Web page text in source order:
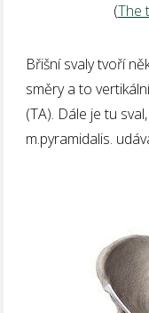
(The
Břišní svaly tvoří
směry a to
(TA). Dále je tu
m.pyramidalis.